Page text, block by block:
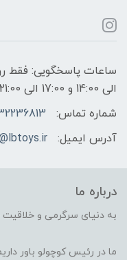
الی 14:00 و 17:00 الی 21:00
شماره تماس:
023-32236813 و
آدرس ایمیل:
درباره ما
به دنیای سرگرمی و
ما در رئیس کوچولو باور